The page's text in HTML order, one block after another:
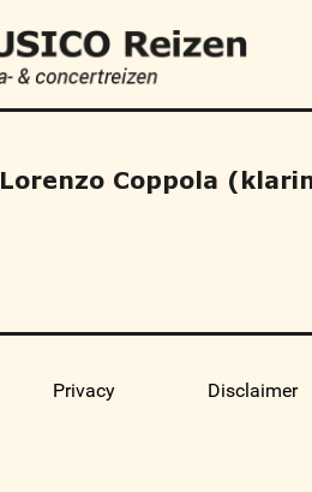
Lorenzo Coppola
Privacy Disclaimer